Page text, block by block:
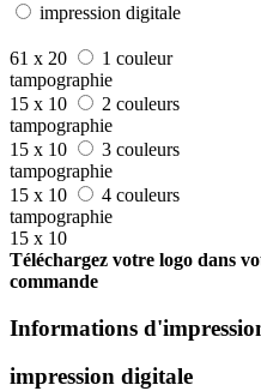
impression digitale
61 x 20
1 couleur
tampographie
15 x 10
2 couleurs
tampographie
15 x 10
3 couleurs
tampographie
15 x 10
4 couleurs
tampographie
15 x 10
Téléchargez votre logo dans
commande
Informations
impression digitale